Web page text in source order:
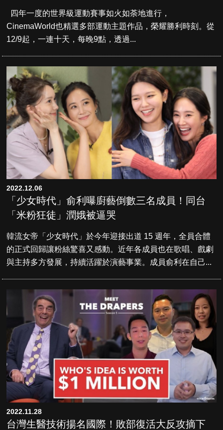
四年一度的世界級運動賽事如火如荼地進行，
CinemaWorld也精選多部運動主題作品，榮耀勝利時刻。從
12/9起，一連十天，每晚9點，透過...
2022.12.06
「少女時代」俞利曝廚藝倒數三名成員！同台
「米粉狂徒」潤娥被逼哭
韓流女帝「少女時代」於今年迎接出道 15 週年，全員合體
的正式回歸讓粉絲驚喜又感動。近年各成員也在歌唱、戲劇
與主持多方發展，持續活躍於演藝事業。成員俞利在自己...
2022.11.28
台灣生醫技術揚名國際！敗部復活大反攻摘下